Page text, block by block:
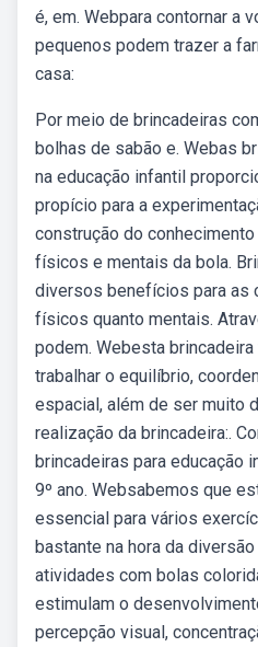
é, em. Webpara contornar a
pequenos podem trazer a
casa:
Por meio de brincadeiras
bolhas de sabão e. Webas
na educação infantil
propício para a
construção do
físicos e mentais da bola.
diversos benefícios para as
físicos quanto mentais.
podem. Webesta
trabalhar o equilíbrio,
espacial, além de ser muito
realização da brincadeira:.
brincadeiras para educação
9º ano. Websabemos que
essencial para vários
bastante na hora da
atividades com bolas
estimulam o
percepção visual,